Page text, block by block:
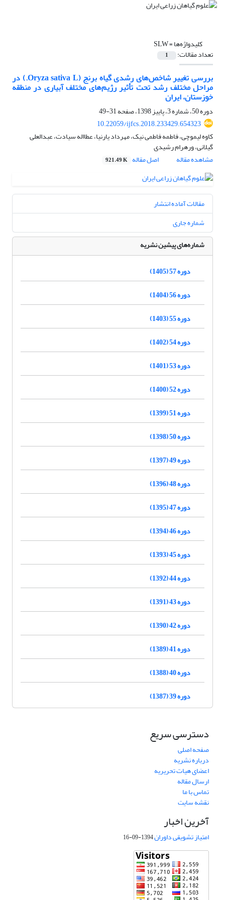
کلیدواژه‌ها =SLW
تعداد مقالات: 1
بررسی تغییر شاخص‌های رشدی گیاه برنج (Oryza sativa L.) در
مراحل مختلف رشد تحت تأثیر رژیم‌های مختلف آبیاری در منطقه
خوزستان، ایران
دوره 50، شماره 3، پاییز 1398، صفحه
31-49
10.22059/ijfcs.2018.233429.654323
کاوه لیموچی، فاطمه فاطمی نیک، مهرداد یارنیا، عطااله سیادت، عبدالعلی
گیلانی، ورهرام رشیدی
مشاهده مقاله
اصل مقاله 921.49 K
مقالات آماده انتشار
شماره جاری
شماره‌های پیشین نشریه
دوره 57 (1405)
دوره 56 (1404)
دوره 55 (1403)
دوره 54 (1402)
دوره 53 (1401)
دوره 52 (1400)
دوره 51 (1399)
دوره 50 (1398)
دوره 49 (1397)
دوره 48 (1396)
دوره 47 (1395)
دوره 46 (1394)
دوره 45 (1393)
دوره 44 (1392)
دوره 43 (1391)
دوره 42 (1390)
دوره 41 (1389)
دوره 40 (1388)
دوره 39 (1387)
دسترسی سریع
صفحه اصلی
درباره نشریه
اعضای هیات تحریریه
ارسال مقاله
تماس با ما
نقشه سایت
آخرین اخبار
امتیاز تشویقی داوران1394-09-16